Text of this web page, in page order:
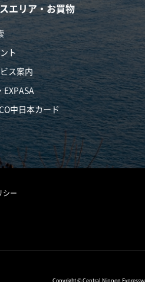
エリア・お買物
ト
ス案内
EXPASA
中日本カード
シー